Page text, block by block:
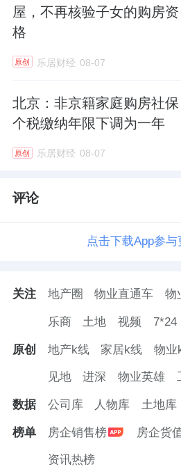
屋，不再核验子女的购房资
格
原创 乐居财经 08-07
北京：非京籍家庭购房社保
个税缴纳年限下调为一年
原创 乐居财经 08-07
评论
点击下载App参与
关注 地产圈 物业直通车 物
乐商 土地 视频 7*24
原创 地产k线 家居k线 物业
见地 进深 物业英雄
数据 公司库 人物库 土地库
榜单 房企销售榜 房企货
资讯热榜